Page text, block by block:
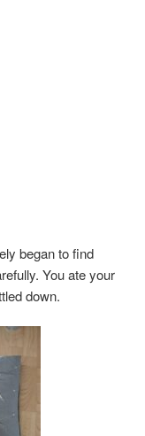
began to find
You ate your
down.